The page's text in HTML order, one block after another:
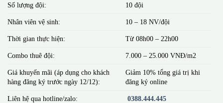
Số lượng đội: 10 đội
Nhân viên vệ sinh: 10 – 18 NV/đội
Thời gian thực hiện: Từ 08h00 – 22h00
Combo thuê đội: 7.000 – 25.000 VNĐ/m2
Giá khuyến mãi (áp dụng cho khách
hàng đăng ký trước ngày 12/12):
Giảm 10% tổng giá trị khi
đăng ký online
Liên hệ qua hotline/zalo: 0388.444.445